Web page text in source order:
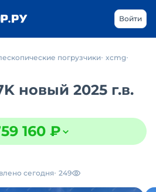
Войти
погрузчики xcmg
новый 2025 г.в.
160 ₽
сегодня 249